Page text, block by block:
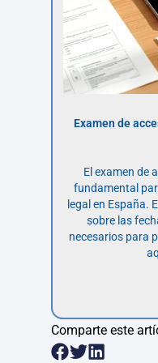
Examen de
El examen de
fundamental
legal en España.
sobre las
necesarios para
Comparte este